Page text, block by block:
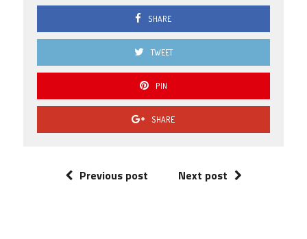
SHARE
TWEET
PIN
SHARE
Previous post Next post